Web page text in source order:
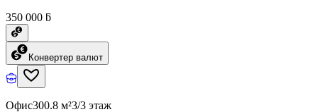
350 000 ƃ
Конвертер валют
Офис300.8 м²3/3 этаж